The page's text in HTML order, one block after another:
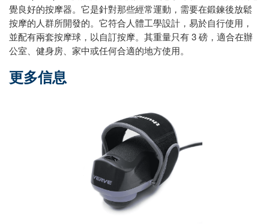
覺良好的按摩器。它是針對那些經常運動，需要在鍛鍊後放鬆
按摩的人群所開發的。它符合人體工學設計，易於自行使用，
並配有兩套按摩球，以自訂按摩。其重量只有 3 磅，適合在辦
公室、健身房、家中或任何合適的地方使用。
更多信息